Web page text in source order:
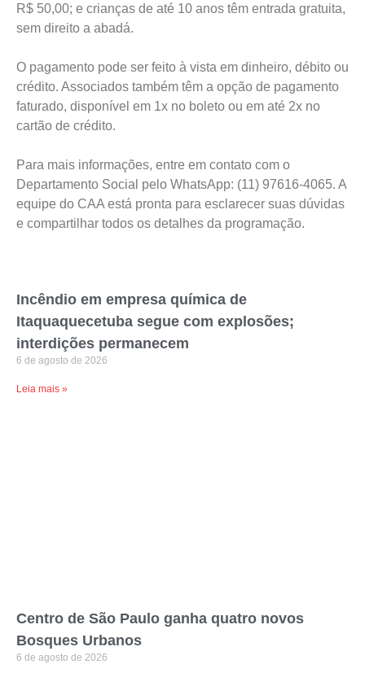
R$ 50,00; e crianças de até 10 anos têm entrada gratuita,
sem direito a abadá.
O pagamento pode ser feito à vista em dinheiro, débito ou
crédito. Associados também têm a opção de pagamento
faturado, disponível em 1x no boleto ou em até 2x no
cartão de crédito.
Para mais informações, entre em contato com o
Departamento Social pelo WhatsApp: (11) 97616-4065. A
equipe do CAA está pronta para esclarecer suas dúvidas
e compartilhar todos os detalhes da programação.
Incêndio em empresa química de
Itaquaquecetuba segue com explosões;
interdições permanecem
6 de agosto de 2026
Leia mais »
Centro de São Paulo ganha quatro novos
Bosques Urbanos
6 de agosto de 2026